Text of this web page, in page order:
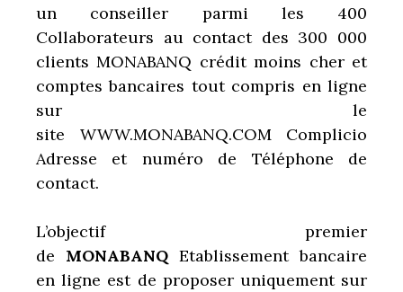
un conseiller parmi les 400
Collaborateurs au contact des 300 000
clients MONABANQ crédit moins cher et
comptes bancaires tout compris en ligne
sur le
site
WWW.MONABANQ.COM Complicio
Adresse et numéro de Téléphone de
contact.
L’objectif premier
de MONABANQ Etablissement bancaire
en ligne est de proposer uniquement sur